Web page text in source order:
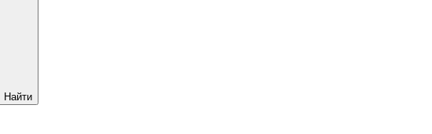
Найти